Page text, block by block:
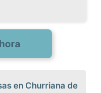
en Churriana de